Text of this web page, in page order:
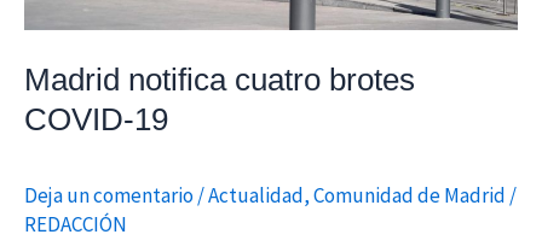
Madrid notifica cuatro brotes
COVID-19
Deja un comentario/Actualidad,Comunidad de Madrid /
REDACCIÓN